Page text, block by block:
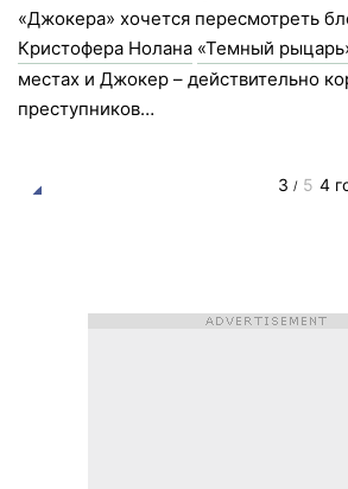
«Джокера» хочется пересмотреть
Кристофера Нолана «Темный
местах и Джокер – действительно
преступников…
3 / 5 4